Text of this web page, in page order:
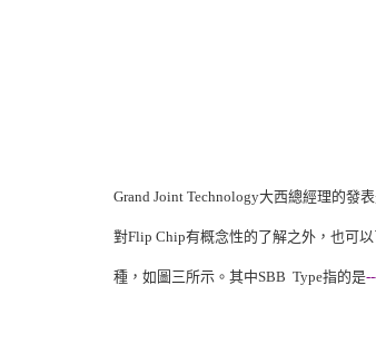
Grand Joint Technology大西總經理的發
對Flip Chip有概念性的了解之外，也可
種，如圖三所示。其中SBB Type指的是